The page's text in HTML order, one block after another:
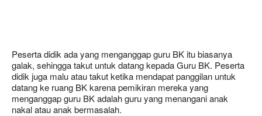
Peserta didik ada yang menganggap guru BK itu biasanya
galak, sehingga takut untuk datang kepada Guru BK. Peserta
didik juga malu atau takut ketika mendapat panggilan untuk
datang ke ruang BK karena pemikiran mereka yang
menganggap guru BK adalah guru yang menangani anak
nakal atau anak bermasalah.